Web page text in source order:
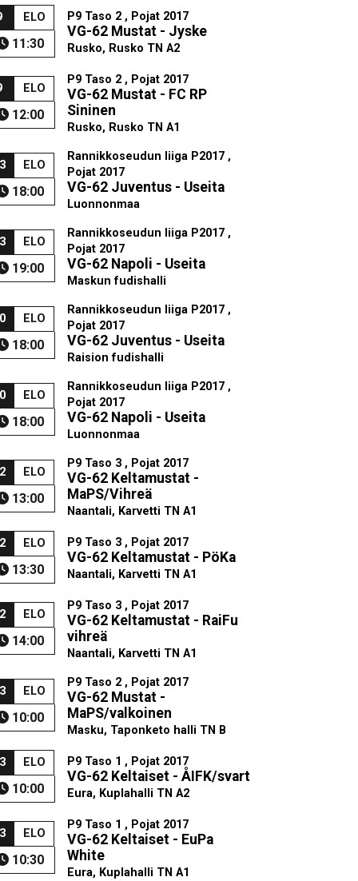
ELO
11:30
P9 Taso 2 , Pojat 2017
VG-62 Mustat - Jyske
Rusko, Rusko TN A2
ELO
12:00
P9 Taso 2 , Pojat 2017
VG-62 Mustat - FC RP
Sininen
Rusko, Rusko TN A1
ELO
18:00
Rannikkoseudun liiga P2017 ,
Pojat 2017
VG-62 Juventus - Useita
Luonnonmaa
ELO
19:00
Rannikkoseudun liiga P2017 ,
Pojat 2017
VG-62 Napoli - Useita
Maskun fudishalli
ELO
18:00
Rannikkoseudun liiga P2017 ,
Pojat 2017
VG-62 Juventus - Useita
Raision fudishalli
ELO
18:00
Rannikkoseudun liiga P2017 ,
Pojat 2017
VG-62 Napoli - Useita
Luonnonmaa
ELO
13:00
P9 Taso 3 , Pojat 2017
VG-62 Keltamustat -
MaPS/Vihreä
Naantali, Karvetti TN A1
ELO
13:30
P9 Taso 3 , Pojat 2017
VG-62 Keltamustat - PöKa
Naantali, Karvetti TN A1
ELO
14:00
P9 Taso 3 , Pojat 2017
VG-62 Keltamustat - RaiFu
vihreä
Naantali, Karvetti TN A1
ELO
10:00
P9 Taso 2 , Pojat 2017
VG-62 Mustat -
MaPS/valkoinen
Masku, Taponketo halli TN B
ELO
10:00
P9 Taso 1 , Pojat 2017
VG-62 Keltaiset - ÅIFK/svart
Eura, Kuplahalli TN A2
ELO
10:30
P9 Taso 1 , Pojat 2017
VG-62 Keltaiset - EuPa
White
Eura, Kuplahalli TN A1